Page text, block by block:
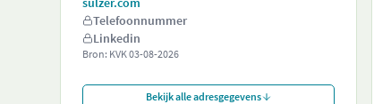
Telefoonnummer
Linkedin
Bron: KVK03-08-2026
Bekijk alle adresgegevens